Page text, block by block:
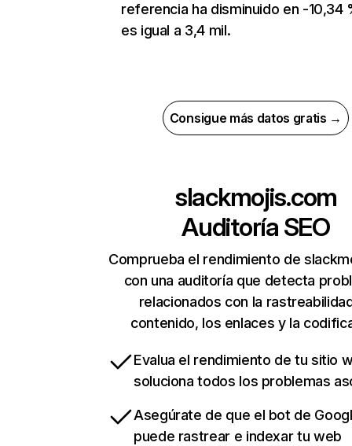
referencia ha disminuido en -10,34
es igual a 3,4 mil.
Consigue más datos gratis →
slackmojis.com
Auditoría SEO
Comprueba el rendimiento de
con una auditoría que detecta
relacionados con la
contenido, los enlaces y la
Evalua el rendimiento de tu sitio
soluciona todos los problemas
Asegúrate de que el bot de
puede rastrear e indexar tu web